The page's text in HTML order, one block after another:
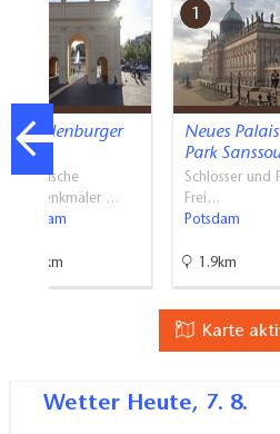
Brandenburger
Tor
Historische
Baudenkmäler …
Potsdam
4.3km
1
Neues
Park
Schlösser und
Frei…
Potsdam
1.9km
Karte
Wetter Heute, 7. 8.